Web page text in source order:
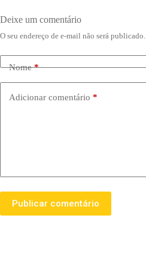
Deixe um comentário
O seu endereço de e-mail não será publicado.
Nome*
Adicionar comentário *
Publicar comentário